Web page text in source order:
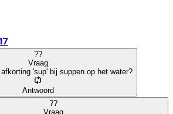
??
Vraag
'sup' bij suppen op het water?
Antwoord
??
Vraag